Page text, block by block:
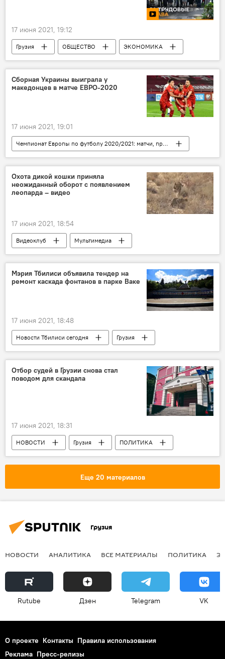
17 июня 2021, 19:12
Грузия ОБЩЕСТВО
ЭКОНОМИКА
Видео
Мультимедиа
Протест
Акция протеста
Акции протеста
Видео-новости из Грузии
Сборная Украины выиграла у
македонцев в матче ЕВРО-2020
17 июня 2021, 19:01
Чемпионат Европы по футболу 2020/2021: матчи, прогнозы, ставки
СПОРТ
НОВОСТИ
В мире
Украина
Македония
Охота дикой кошки приняла
неожиданный оборот с появлением
леопарда – видео
17 июня 2021, 18:54
Видеоклуб
Мультимедиа
Вирусные видео
Видео с животными
Мэрия Тбилиси объявила тендер на
ремонт каскада фонтанов в парке Ваке
17 июня 2021, 18:48
Новости Тбилиси сегодня
Грузия
НОВОСТИ
Тбилиси
Мэрия Тбилиси
Отбор судей в Грузии снова стал
поводом для скандала
17 июня 2021, 18:31
НОВОСТИ Грузия
ПОЛИТИКА
Высший совет юстиции
Парламент Грузии
Еще 20 материалов
Грузия
НОВОСТИ АНАЛИТИКА ВСЕ МАТЕРИАЛЫ ПОЛИТИКА
Rutube Дзен Telegram VK
О проекте Контакты Правила использования
Реклама Пресс-релизы